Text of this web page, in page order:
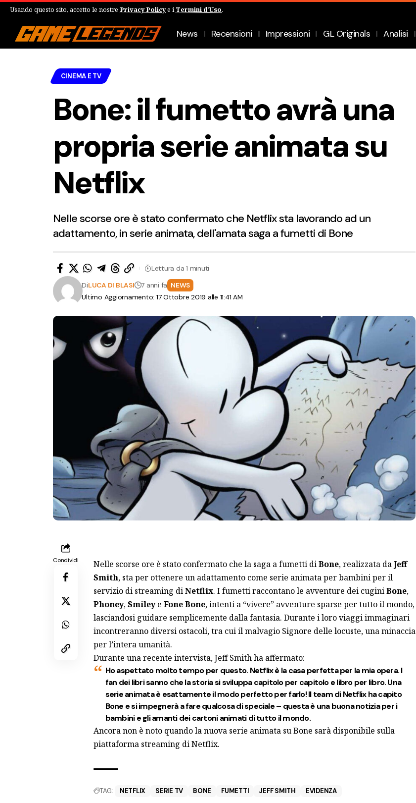
Usando questo sito, accetto le nostre Privacy Policye i Termini d'Uso.
News Recensioni Impressioni GL Originals Analisi
CINEMA E TV
Bone: il fumetto avrà una
propria serie animata su
Netflix
Nelle scorse ore è stato confermato che Netflix sta lavorando ad un
adattamento, in serie animata, dell'amata saga a fumetti di Bone
Ultimo Aggiornamento: 17 Ottobre 2019 alle 11:41 AM
DiLUCA DI BLASI 7 anni fa NEWS
Lettura da 1 minuti
Condividi Nelle scorse ore è stato confermato che la saga a fumetti diBone, realizzata daJeff
Smith, sta per ottenere un adattamento come serie animata per bambini per il
servizio di streaming diNetflix. I fumetti raccontano le avventure dei cuginiBone,
Phoney,Smileye Fone Bone, intenti a “vivere” avventure sparse per tutto il mondo,
lasciandosi guidare semplicemente dalla fantasia. Durante i loro viaggi immaginari
incontreranno diversi ostacoli, tra cui il malvagio Signore delle locuste, una minaccia
per l’intera umanità.
Durante una recente intervista, Jeff Smith ha affermato:
Ho aspettato molto tempo per questo. Netflix è la casa perfetta per la mia opera. I
fan dei libri sanno che la storia si sviluppa capitolo per capitolo e libro per libro. Una
serie animata è esattamente il modo perfetto per farlo! Il team di Netflix ha capito
Bone e si impegnerà a fare qualcosa di speciale – questa è una buona notizia per i
bambini e gli amanti dei cartoni animati di tutto il mondo.
Ancora non è noto quando la nuova serie animata su Bone sarà disponibile sulla
piattaforma streaming di Netflix.
TAG: NETFLIX SERIE TV BONE FUMETTI JEFF SMITH EVIDENZA